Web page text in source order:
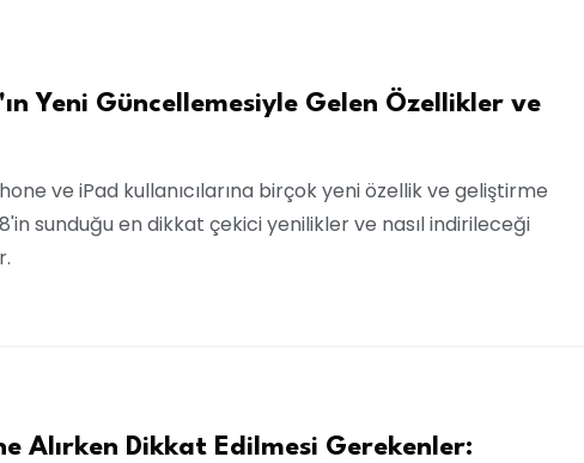
Yeni Güncellemesiyle Gelen Özellikler ve
ve iPad kullanıcılarına birçok yeni özellik ve geliştirme
sunduğu en dikkat çekici yenilikler ve nasıl indirileceği
Alırken Dikkat Edilmesi Gerekenler: